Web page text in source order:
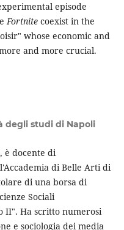
episode
Fortnitecoexist in the
whose economic and
and more crucial.
degli studi di Napoli
è docente di
di Belle Arti di
di una borsa di
Sociali
II". Ha scritto numerosi
e sociologia dei media